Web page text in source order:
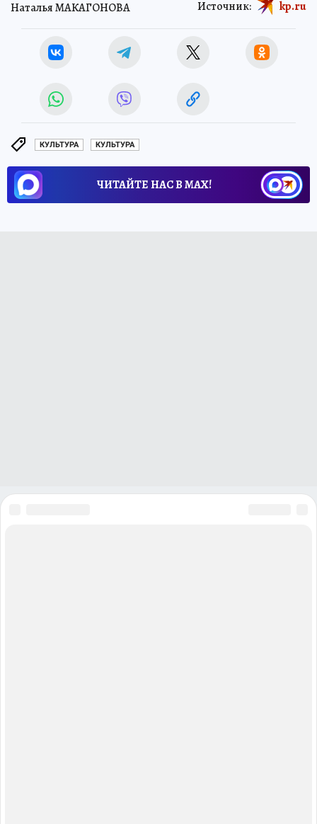
Наталья МАКАГОНОВА Источник: kp.ru
КУЛЬТУРА КУЛЬТУРА
ЧИТАЙТЕ НАС В МАХ!